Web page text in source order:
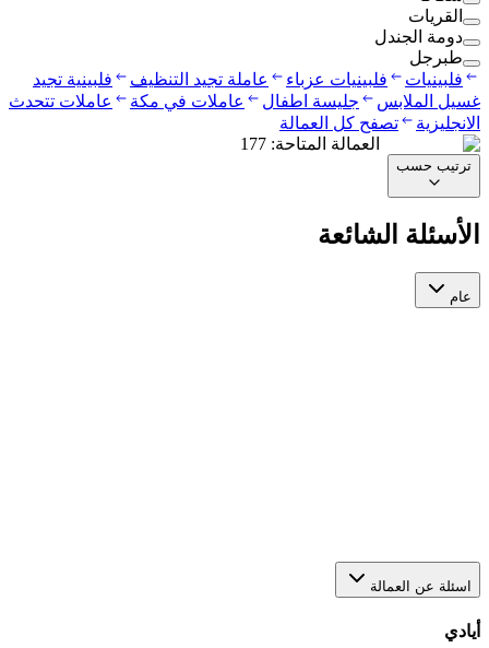
القريات
دومة الجندل
طبرجل
فلبينيات
فلبينيات عزباء عاملة تجيد التنظيف
فلبينية تجيد
غسيل الملابس
جليسة اطفال عاملات في مكة
عاملات تتحدث
الانجليزية
تصفح كل العمالة
العمالة المتاحة:
177
ترتيب حسب
الأسئلة الشائعة
عام
اسئلة عن العمالة
أيادي